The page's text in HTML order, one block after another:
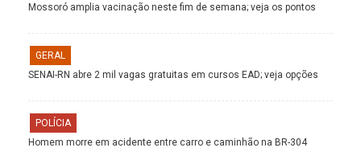
Mossoró amplia vacinação neste fim de semana; veja os pontos
GERAL
SENAI-RN abre 2 mil vagas gratuitas em cursos EAD; veja opções
POLÍCIA
Homem morre em acidente entre carro e caminhão na BR-304